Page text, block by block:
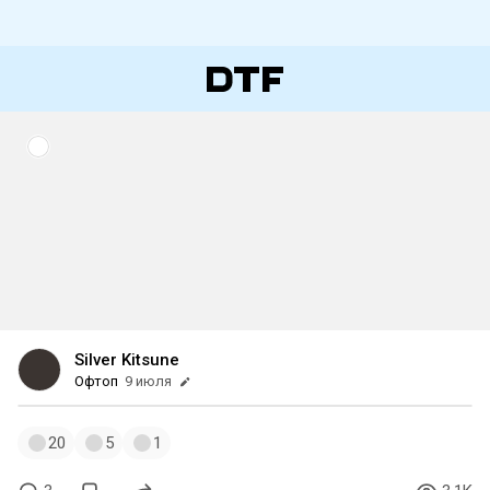
Silver Kitsune
Офтоп 9 июля
20 5 1